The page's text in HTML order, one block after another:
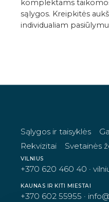
komplektams
sąlygos. Kreipkitės
individualiam
Sąlygos ir taisyklės
Rekvizitai
Svetainės
VILNIUS
+370 620 460 40 ·
KAUNAS IR KITI MIESTAI
+370 602 55955 ·